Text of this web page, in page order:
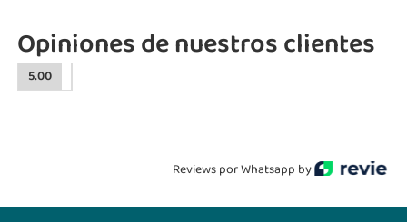
Opiniones de nuestros clientes
5.00
Reviews por Whatsapp by